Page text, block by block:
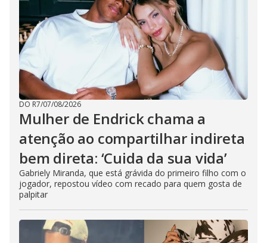
DO R7/07/08/2026
Mulher de Endrick chama a
atenção ao compartilhar indireta
bem direta: ‘Cuida da sua vida’
Gabriely Miranda, que está grávida do primeiro filho com o
jogador, repostou vídeo com recado para quem gosta de
palpitar